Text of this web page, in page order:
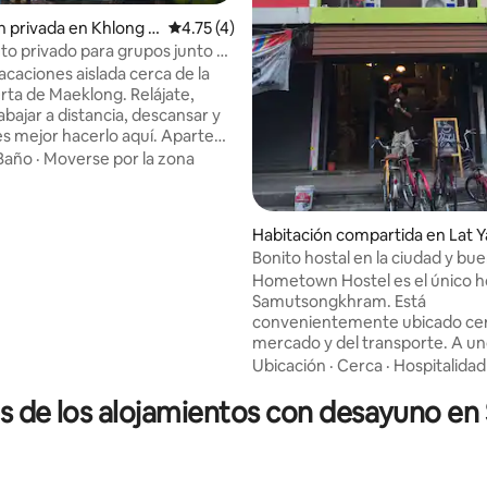
5 de 5; 5 evaluaciones
privada en Khlong K Calificación promedio: 4.75 de 5; 4
4.75 (4)
privado para grupos junto a
aislada cerca de la
Maeklong. Relájate,
a distancia, descansar y
hacerlo aquí. Aparte
aquí, también puedes
· Moverse por la zona
Habitación compartida en Lat
Bonito hostal en la ciudad y
transporte.
Hometown Hostel es el único
Samutsongkhram. Está
convenientemente ubicado
mercado y del transporte. A
puedes disfrutar del tren
día y disfrutar de nuestra
comida callejera. El famoso
Ubicación · Cerca · Hospitalidad
de los alojamientos con desayuno